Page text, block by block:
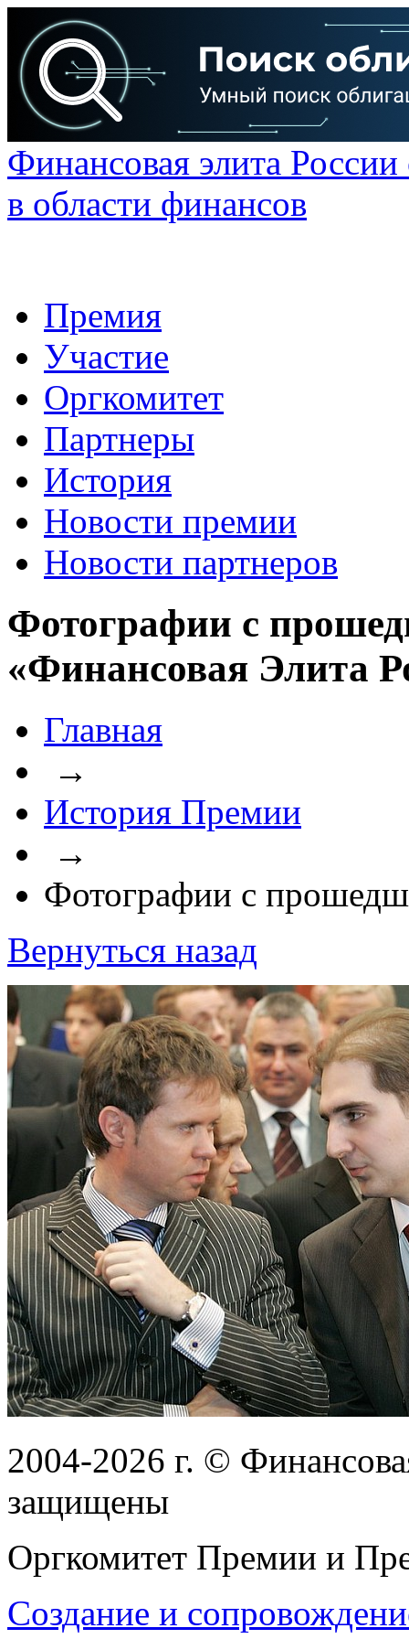
Финансовая элита
в области финансов
Премия
Участие
Оргкомитет
Партнеры
История
Новости премии
Новости партнеров
Фотографии с
«Финансовая Элита
Главная
→
История Премии
→
Фотографии с
Вернуться назад
2004-2026 г. ©
защищены
Оргкомитет Премии и
Создание и